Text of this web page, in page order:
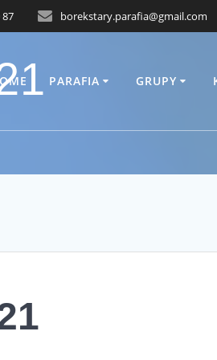
87 borekstary.parafia@gmail.com
PARAFIA GRUPY